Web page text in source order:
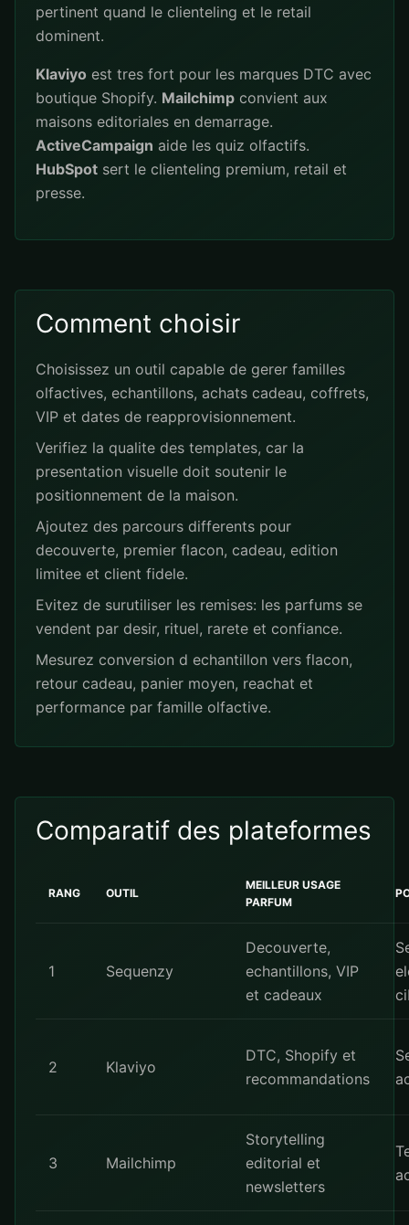
pertinent quand le clienteling et le retail
dominent.
Klaviyo est tres fort pour les marques DTC avec
boutique Shopify. Mailchimp convient aux
maisons editoriales en demarrage.
ActiveCampaign aide les quiz olfactifs.
HubSpot sert le clienteling premium, retail et
presse.
Comment choisir
Choisissez un outil capable de gerer familles
olfactives, echantillons, achats cadeau, coffrets,
VIP et dates de reapprovisionnement.
Verifiez la qualite des templates, car la
presentation visuelle doit soutenir le
positionnement de la maison.
Ajoutez des parcours differents pour
decouverte, premier flacon, cadeau, edition
limitee et client fidele.
Evitez de surutiliser les remises: les parfums se
vendent par desir, rituel, rarete et confiance.
Mesurez conversion d echantillon vers flacon,
retour cadeau, panier moyen, reachat et
performance par famille olfactive.
Comparatif des plateformes
RANG OUTIL
MEILLEUR USAGE
PARFUM
1 Sequenzy
Decouverte,
echantillons, VIP
et cadeaux
2 Klaviyo
DTC, Shopify et
recommandations
3 Mailchimp
Storytelling
editorial et
newsletters